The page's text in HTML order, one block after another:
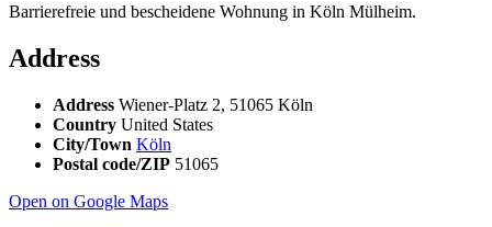
Barrierefreie und bescheidene Wohnung in Köln Mülheim.
Address
Address Wiener-Platz 2, 51065 Köln
Country United States
City/Town Köln
Postal code/ZIP 51065
Open on Google Maps